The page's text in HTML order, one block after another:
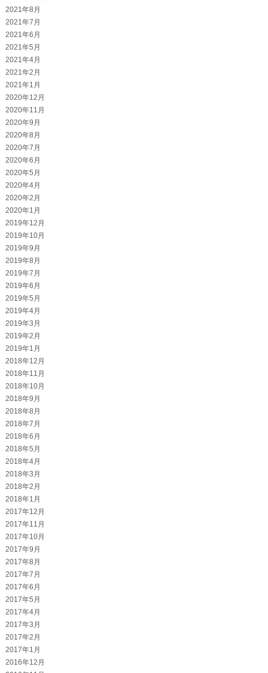
2021年8月
2021年7月
2021年6月
2021年5月
2021年4月
2021年2月
2021年1月
2020年12月
2020年11月
2020年9月
2020年8月
2020年7月
2020年6月
2020年5月
2020年4月
2020年2月
2020年1月
2019年12月
2019年10月
2019年9月
2019年8月
2019年7月
2019年6月
2019年5月
2019年4月
2019年3月
2019年2月
2019年1月
2018年12月
2018年11月
2018年10月
2018年9月
2018年8月
2018年7月
2018年6月
2018年5月
2018年4月
2018年3月
2018年2月
2018年1月
2017年12月
2017年11月
2017年10月
2017年9月
2017年8月
2017年7月
2017年6月
2017年5月
2017年4月
2017年3月
2017年2月
2017年1月
2016年12月